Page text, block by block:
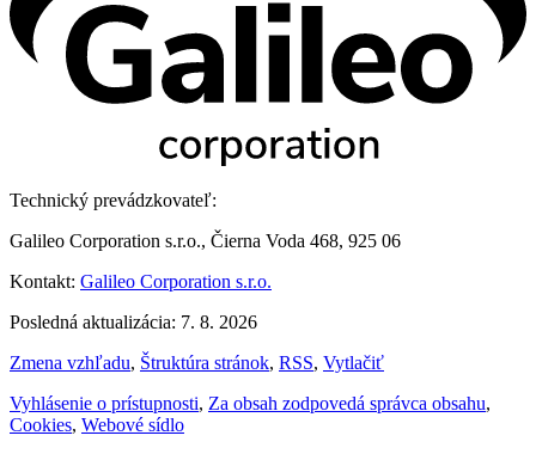
Technický prevádzkovateľ:
Galileo Corporation s.r.o., Čierna Voda 468, 925 06
Kontakt: Galileo Corporation s.r.o.
Posledná aktualizácia: 7. 8. 2026
Zmena vzhľadu, Štruktúra stránok, RSS, Vytlačiť
Vyhlásenie o prístupnosti, Za obsah zodpovedá správca obsahu,
Cookies, Webové sídlo